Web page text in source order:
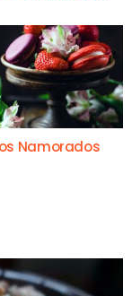
Namorados